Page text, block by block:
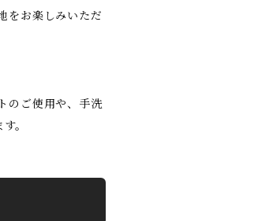
をお楽しみいただ
のご使用や、手洗
。